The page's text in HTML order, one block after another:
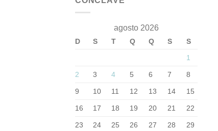
agosto 2026
D S T Q Q S
S
1
2 3 4 5 6 7 8
9 10 11 12 13 14 15
16 17 18 19 20 21 22
23 24 25 26 27 28 29